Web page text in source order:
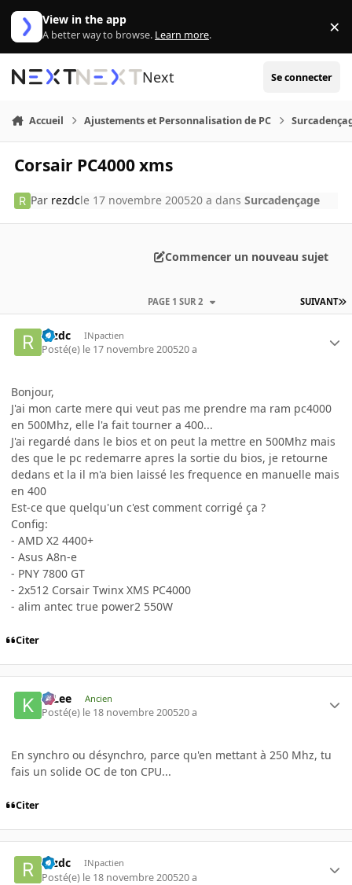
Aller au contenu
View in the app
A better way to browse. Learn more. ×
Next Se connecter
Accueil Ajustements et Personnalisation de PC
Corsair PC4000 xms
Par rezdcle 17 novembre 200520 a dansSurcadençage
Commencer un nouveau sujet
SUIVANT
PAGE 1 SUR 2
rezdc INpactien
Posté(e) le 17 novembre 200520 a
Bonjour,
J'ai mon carte mere qui veut pas me prendre ma ram pc4000
en 500Mhz, elle l'a fait tourner a 400...
J'ai regardé dans le bios et on peut la mettre en 500Mhz mais
des que le pc redemarre apres la sortie du bios, je retourne
dedans et la il m'a bien laissé les frequence en manuelle mais
en 400
Est-ce que quelqu'un c'est comment corrigé ça ?
Config:
- AMD X2 4400+
- Asus A8n-e
- PNY 7800 GT
- 2x512 Corsair Twinx XMS PC4000
- alim antec true power2 550W
Citer
K-Lee Ancien
Posté(e) le 18 novembre 200520 a
En synchro ou désynchro, parce qu'en mettant à 250 Mhz, tu
fais un solide OC de ton CPU...
Citer
rezdc INpactien
Posté(e) le 18 novembre 200520 a